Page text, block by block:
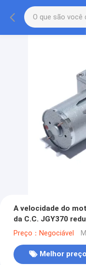
A velocidade do
da C.C. JGY370
Gearbox do
Preço：Negociável
Melhor preço